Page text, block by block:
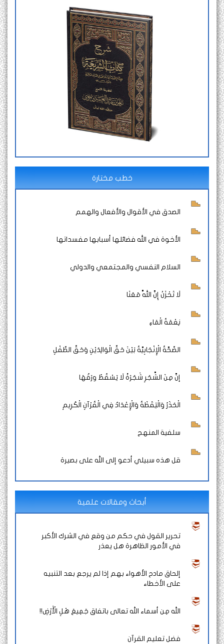
خطب مختارة
الصدق في الأقوال والأفعال والهمم
الأخوة في الله فضائلها أسبابها مفسداتها
السلام النفسي والمجتمعي والدولي
لَا تَحْزَنْ إِنَّ اللَّهَ مَعَنَا
نِعْمَةُ الْمَاءِ
الصِّحَّةُ الْإِنْجَابِيَّةُ بَيْنَ حَقِّ الْوَالِدَيْنِ وَحَقِّ الطِّفْلِ
إنَّ مِنَ الشَّجَرِ شَجَرَةً لَا يَسْقُطُ ورَقُهَا
الْحَذَرُ وَالْيَقَظَةُ وَالْإِعْدَادُ فِي الْقُرْآنِ الْكَرِيمِ
سلفية المنهج
قل هذه سبيلي أدعو إلى الله على بصيرة
أبحاث ومقالات علمية
تحرير القول في حكم من وقع في الشرك الأكبر
في الأمور الظاهرة هل يعذر
إلحاق مادح الأهواء بهم إذا لم يرجع بعد التنبيه
على الأخطاء
الله مِن أسماء الله تعالى باتفاق جَمِيعَ هْلِ الْأَرْضِ!!
فضل تعليم القرآن